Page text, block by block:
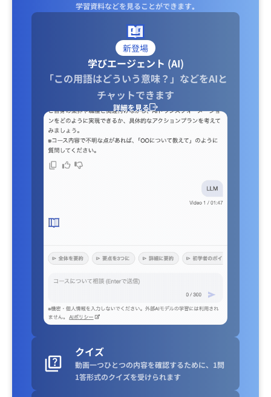
学習資料などを見ることができます｡
新登場
学びエージェント (AI)
「この用語はどういう意味？」などをAIと
チャットできます
詳細を見る
クイズ
動画一つひとつの内容を確認するために、1問
1答形式のクイズを受けられます